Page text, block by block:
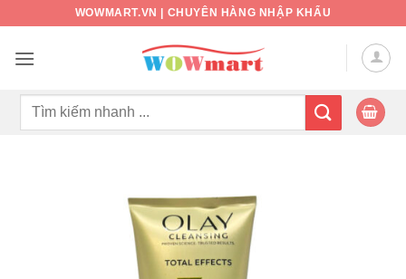
nội
WOWMART.VN | CHUYÊN HÀNG NHẬP KHẨU
Tìm